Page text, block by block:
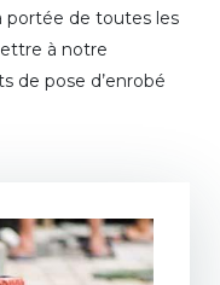
portée de toutes les
à notre
de pose d’enrobé